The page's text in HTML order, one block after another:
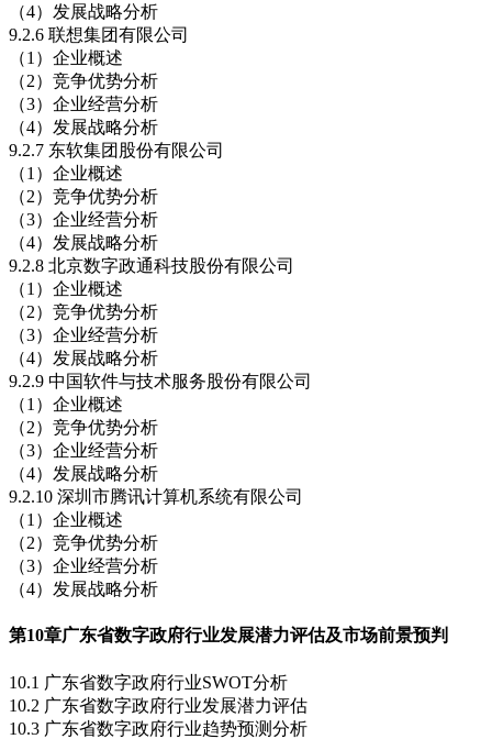
（4）发展战略分析
9.2.6 联想集团有限公司
（1）企业概述
（2）竞争优势分析
（3）企业经营分析
（4）发展战略分析
9.2.7 东软集团股份有限公司
（1）企业概述
（2）竞争优势分析
（3）企业经营分析
（4）发展战略分析
9.2.8 北京数字政通科技股份有限公司
（1）企业概述
（2）竞争优势分析
（3）企业经营分析
（4）发展战略分析
9.2.9 中国软件与技术服务股份有限公司
（1）企业概述
（2）竞争优势分析
（3）企业经营分析
（4）发展战略分析
9.2.10 深圳市腾讯计算机系统有限公司
（1）企业概述
（2）竞争优势分析
（3）企业经营分析
（4）发展战略分析
第10章广东省数字政府行业发展潜力评估及市场前景预判
10.1 广东省数字政府行业SWOT分析
10.2 广东省数字政府行业发展潜力评估
10.3 广东省数字政府行业趋势预测分析